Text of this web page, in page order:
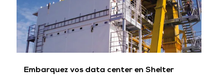
Embarquez vos data center en Shelter